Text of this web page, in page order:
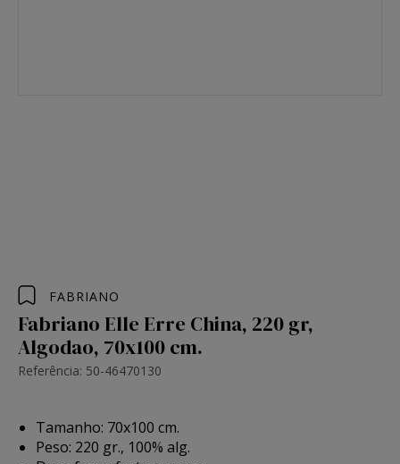
FABRIANO
Fabriano Elle Erre China, 220 gr,
Algodao, 70x100 cm.
Referência: 50-46470130
Tamanho: 70x100 cm.
Peso: 220 gr., 100% alg.